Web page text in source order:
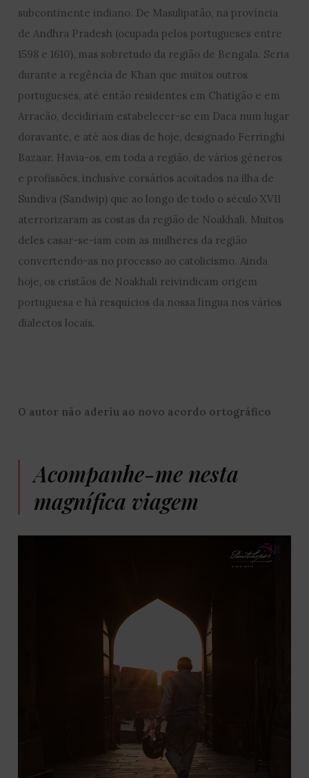
subcontinente indiano. De Masulipatão, na província
de Andhra Pradesh (ocupada pelos portugueses entre
1598 e 1610), mas sobretudo da região de Bengala. Seria
durante a regência de Khan que muitos outros
portugueses, até então residentes em Chatigão e em
Arracão, decidiriam estabelecer-se em Daca num lugar
doravante, e até aos dias de hoje, designado Ferringhi
Bazaar. Havia-os, em toda a região, de vários géneros
e profissões, inclusíve corsários acoitados na ilha de
Sundiva (Sandwip) que ao longo de todo o século XVII
aterrorizaram as costas da região de Noakhali. Muitos
deles casar-se-iam com as mulheres da região
convertendo-as no processo ao catolicismo. Ainda
hoje, os cristãos de Noakhali reivindicam origem
portuguesa e há resquícios da nossa língua nos vários
dialectos locais.
O autor não aderiu ao novo acordo ortográfico
Acompanhe-me nesta
magnífica viagem